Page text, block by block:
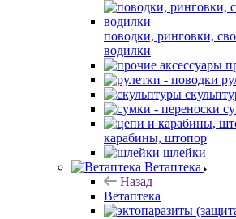
поводки, ринговки,
водилки
карабины, штопор
шлейки
Ветаптека
Назад
Ветаптека